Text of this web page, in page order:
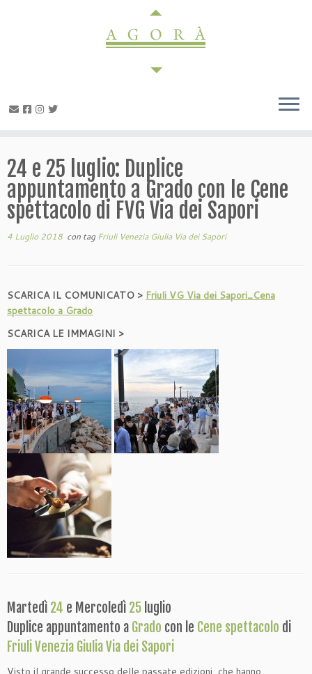
24 e 25 luglio: Duplice
appuntamento a Grado con le Cene
spettacolo di FVG Via dei Sapori
4 Luglio 2018 con tagFriuli Venezia Giulia Via dei Sapori
SCARICA IL COMUNICATO > Friuli VG Via dei Sapori_Cena
spettacolo a Grado
SCARICA LE IMMAGINI >
Martedì 24 e Mercoledì 25 luglio
Duplice appuntamento a Grado con le Cene spettacolo di
Friuli Venezia Giulia Via dei Sapori
Visto il grande successo delle passate edizioni, che hanno